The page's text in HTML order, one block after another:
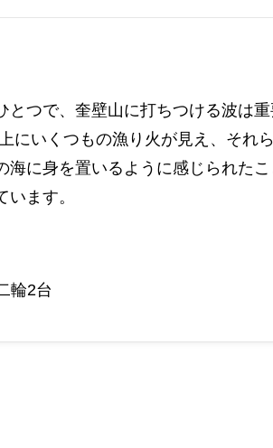
つで、奎壁山に打ちつける波は
にいくつもの漁り火が見え、それ
に身を置いるように感じられたこ
ます。
輪2台